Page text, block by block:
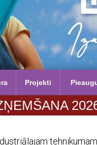
Projekti
2026./